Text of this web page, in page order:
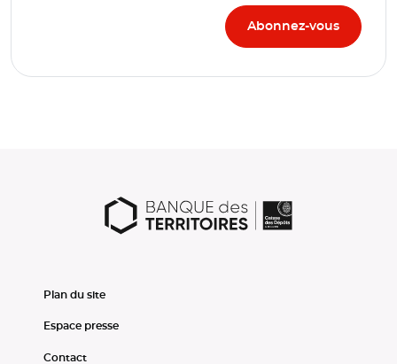
Plan du site
Espace presse
Contact